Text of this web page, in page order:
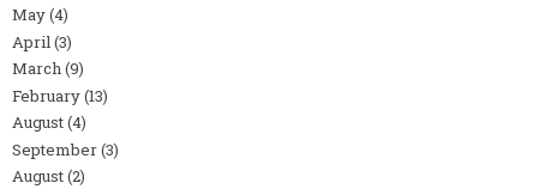
May(4)
April(3)
March(9)
February(13)
August(4)
September(3)
August(2)